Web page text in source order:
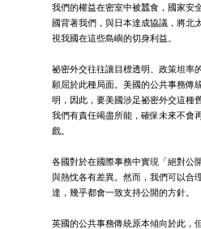
我們的權益在密室中被蠶食，國家安
國背著我們，與日本達成協議，將北
視我國在這些島嶼的切身利益。
祕密外交往往讓目標透明、政策坦率
願屈於此種局面。美國的公共事務傳
明，因此，要美國涉足祕密外交這種
我們有責任竭盡所能，確保未來不會
戲。
各國對於在國際事務中實現「絕對公
與熱忱各有差異。然而，我們可以合
達，幾乎都會一致支持公開的方針。
英國的公共事務傳統原本傾向於此，